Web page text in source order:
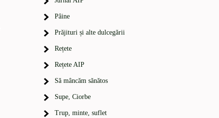
Pâine
Prăjituri și alte dulcegării
Rețete
Rețete AIP
Să mâncăm sănătos
Supe, Ciorbe
Trup, minte, suflet